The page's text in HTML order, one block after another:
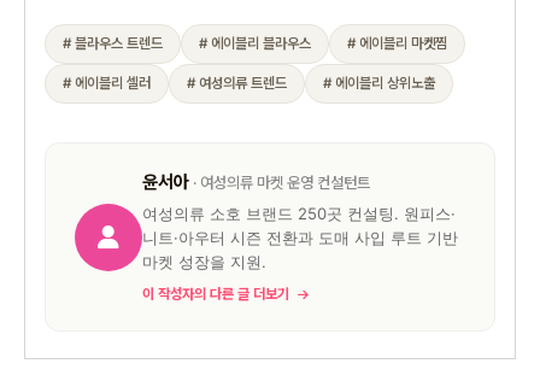
# 블라우스 트렌드 # 에이블리 블라우스 # 에이블리 마켓찜
# 에이블리 셀러 # 여성의류 트렌드 # 에이블리 상위노출
윤서아 · 여성의류 마켓 운영 컨설턴트
여성의류 소호 브랜드 250곳 컨설팅. 원피스·
니트·아우터 시즌 전환과 도매 사입 루트 기반
마켓 성장을 지원.
이 작성자의 다른 글 더보기